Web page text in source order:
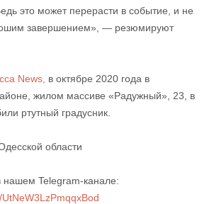
это может перерасти в событие, и не
завершением», — резюмируют
News, в октябре 2020 года в
жилом массиве «Радужный», 23, в
ртутный градусник.
области
нашем Telegram-канале: